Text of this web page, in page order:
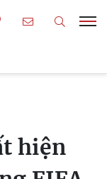
hiện